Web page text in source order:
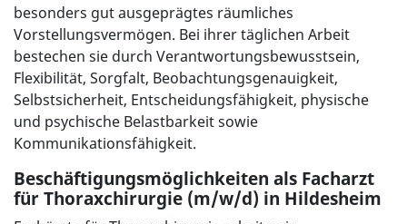
besonders gut ausgeprägtes räumliches
Vorstellungsvermögen. Bei ihrer täglichen Arbeit
bestechen sie durch Verantwortungsbewusstsein,
Flexibilität, Sorgfalt, Beobachtungsgenauigkeit,
Selbstsicherheit, Entscheidungsfähigkeit, physische
und psychische Belastbarkeit sowie
Kommunikationsfähigkeit.
Beschäftigungsmöglichkeiten als Facharzt
für Thoraxchirurgie (m/w/d) in Hildesheim